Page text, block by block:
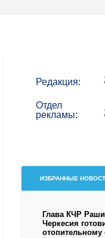
Редакция:
Отдел
рекламы:
ИЗБРАННЫЕ
Глава КЧР
Черкесия
отопительному